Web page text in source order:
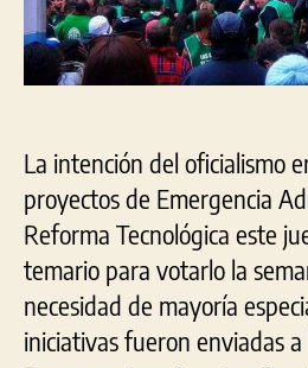
La intención del oficialismo
proyectos de Emergencia
Reforma Tecnológica este
temario para votarlo la
necesidad de mayoría
iniciativas fueron enviadas a